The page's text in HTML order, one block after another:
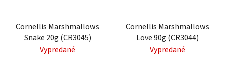
Cornellis Marshmallows
Snake 20g (CR3045)
Vypredané
Cornellis Marshmallows
Love 90g (CR3044)
Vypredané